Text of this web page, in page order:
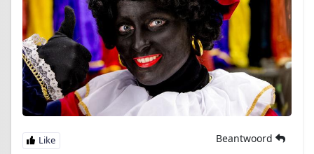
Beantwoord